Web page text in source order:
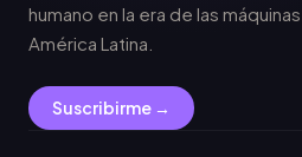
humano en la era de las
América Latina.
Suscribirme →